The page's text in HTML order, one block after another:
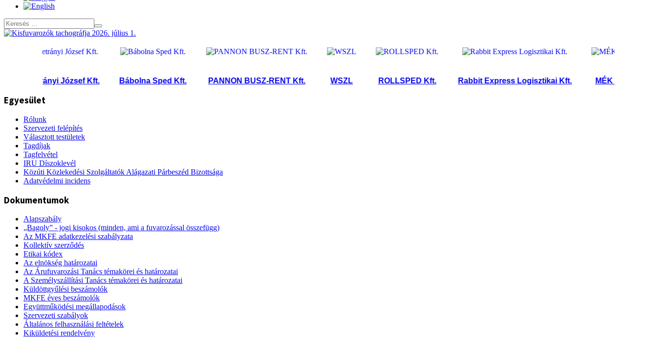
Petrányi József Kft. Bábolna Sped Kft. PANNON BUSZ-RENT Kft. WSZL ROLLSPED Kft. Rabbit Express Logisztikai Kft. MÉK Kft.
Egyesület
Rólunk
Szervezeti felépítés
Választott testületek
Tagdíjak
Tagfelvétel
IRU Díszoklevél
Közúti Közlekedési Szolgáltatók Alágazati Párbeszéd Bizottsága
Adatvédelmi incidens
Dokumentumok
Alapszabály
„Bagoly” - jogi kisokos (minden, ami a fuvarozással összefügg)
Az MKFE adatkezelési szabályzata
Kollektív szerződés
Etikai kódex
Az elnökség határozatai
Az Árufuvarozási Tanács témakörei és határozatai
A Személyszállítási Tanács témakörei és határozatai
Küldöttgyűlési beszámolók
MKFE éves beszámolók
Együttműködési megállapodások
Szervezeti szabályok
Általános felhasználási feltételek
Kiküldetési rendelvény